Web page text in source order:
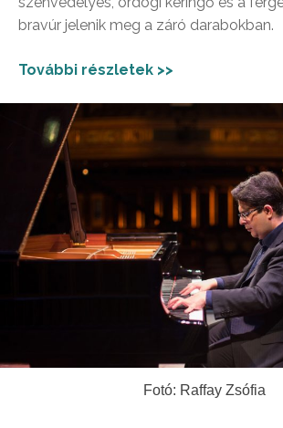
bravúr jelenik meg a záró darabokban.
További részletek >>
Fotó: Raffay Zsófia